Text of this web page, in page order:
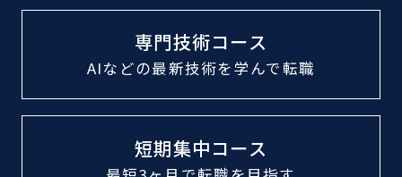
専門技術コース
AIなどの最新技術を学んで転職
短期集中コース